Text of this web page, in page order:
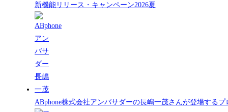
新機能リリース・キャンペーン2026夏
ABphone株式会社アンバサダーの長嶋一茂さんが登場する